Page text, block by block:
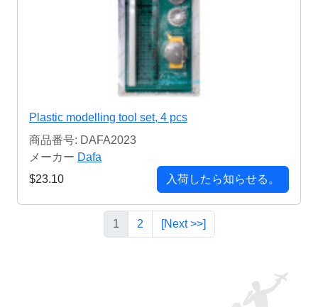
Plastic modelling tool set, 4 pcs
商品番号: DAFA2023
メーカー Dafa
$23.10
入荷したら知らせる。
1 2 [Next >>]